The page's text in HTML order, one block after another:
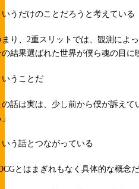
いうだけのことだろうと考えている
まり、2重スリットでは、観測によ
の結果選ばれた世界が僕ら魂の目に
いうことだ
の話は実は、少し前から僕が訴えて
いう話とつながっている
とはまぎれもなく具体的な概念だ